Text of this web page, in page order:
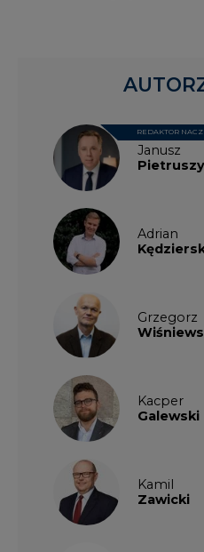
Janusz
REDAKTOR
Adrian
Grzegorz
Kacper
Galewski
Kamil
Zawicki